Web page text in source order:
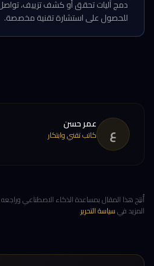
للحصول على استشارة تقنية مخصصة.
ع عمر حسن
كاتب تقني وابتكار
أُنتِج هذا المقال بمساعدة الذكاء الاصطناعي
المزيد فيسياسة التحرير.